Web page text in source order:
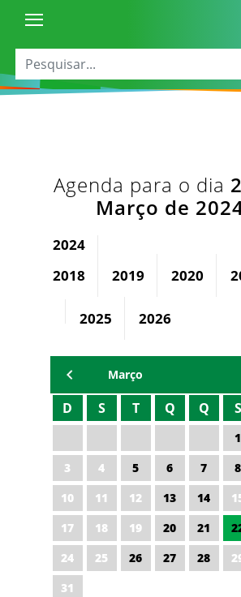
Agenda para o dia
Março de
2024
2018
2019 2020
2025 2026
Março
D S T Q Q S
1
3
4 5 6 7 8
10
11 12 13 14
17
18 19 20 21
24
25 26 27 28
31